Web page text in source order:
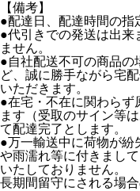
【備考】
●配達日、配達時間の指
●代引きでの発送は出来
ません。
●自社配送不可の商品の
ど、誠に勝手ながら宅
いただきます。
●在宅・不在に関わらず
ます（受取のサイン等
て配達完了とします。
●万一輸送中に荷物が紛
や雨濡れ等に付きまし
いたしておりません。
長期間留守にされる場